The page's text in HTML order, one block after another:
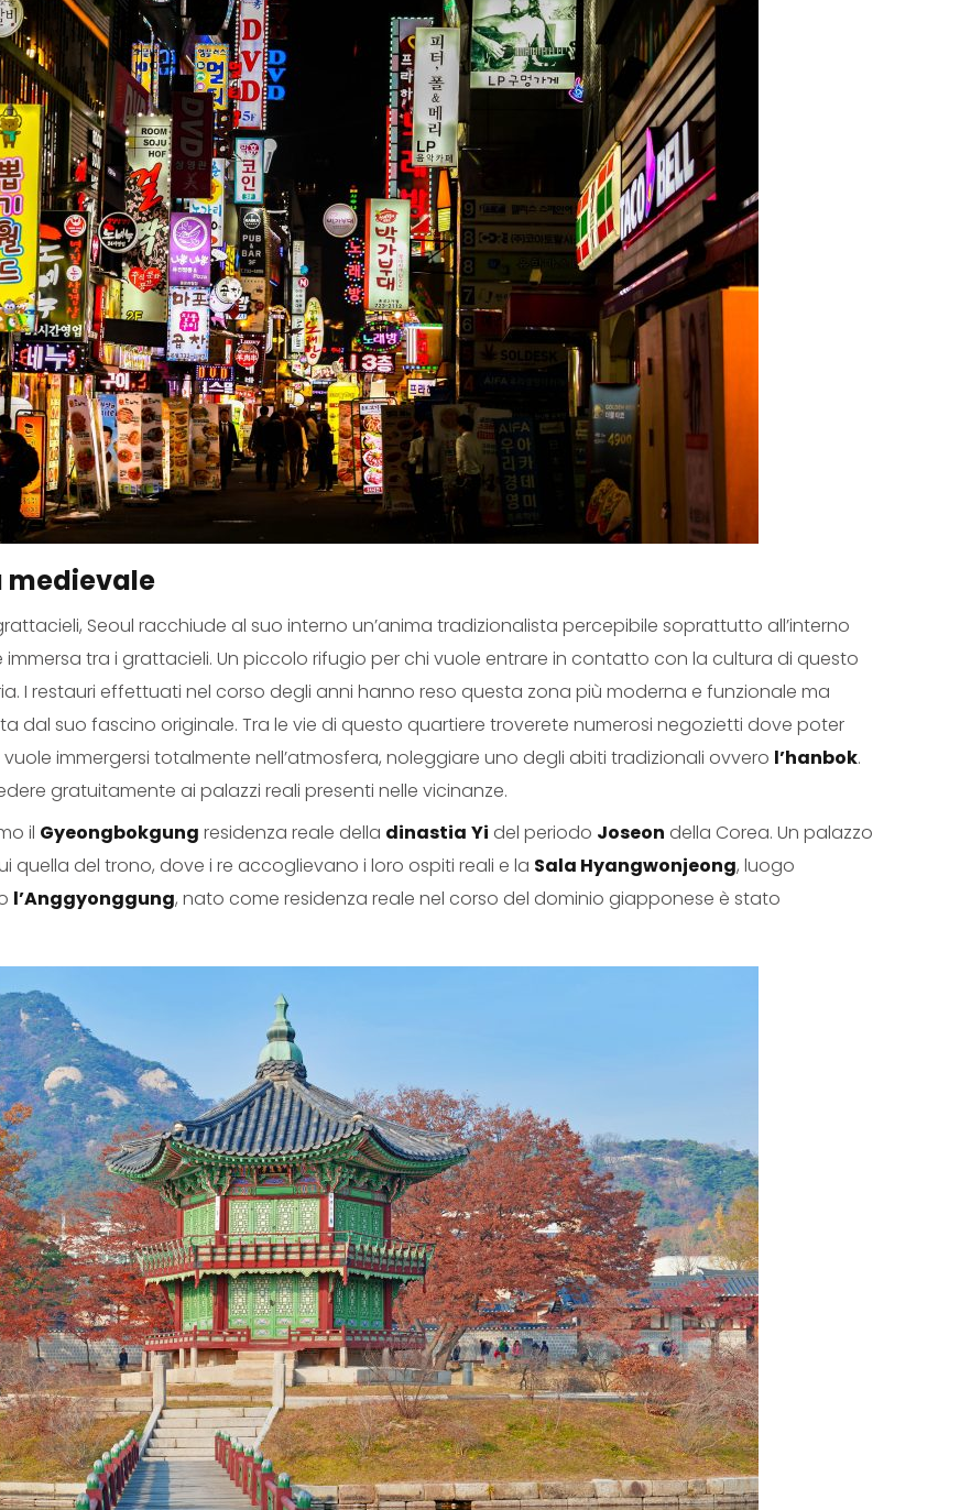
medievale
Seoul racchiude al suo interno un’anima tradizionalista percepibile soprattutto all’interno
immersa tra i grattacieli. Un piccolo rifugio per chi vuole entrare in contatto con la cultura di questo
I restauri effettuati nel corso degli anni hanno reso questa zona più moderna e funzionale ma
dal suo fascino originale. Tra le vie di questo quartiere troverete numerosi negozietti dove poter
immergersi totalmente nell’atmosfera, noleggiare uno degli abiti tradizionali ovvero l’hanbok.
gratuitamente ai palazzi reali presenti nelle vicinanze.
il Gyeongbokgung residenza reale della dinastia Yi del periodo Joseon della Corea. Un palazzo
quella del trono, dove i re accoglievano i loro ospiti reali e la Sala Hyangwonjeong, luogo
l’Anggyonggung, nato come residenza reale nel corso del dominio giapponese è stato